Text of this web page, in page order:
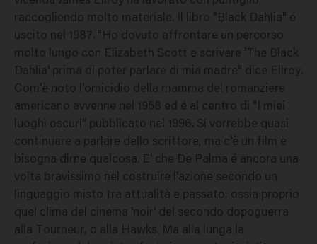
raccogliendo molto materiale. Il libro "Black Dahlia" é
uscito nel 1987. "Ho dovuto affrontare un percorso
molto lungo con Elizabeth Scott e scrivere 'The Black
Dahlia' prima di poter parlare di mia madre" dice Ellroy.
Com'è noto l'omicidio della mamma del romanziere
americano avvenne nel 1958 ed é al centro di "I miei
luoghi oscuri" pubblicato nel 1996. Si vorrebbe quasi
continuare a parlare dello scrittore, ma c'è un film e
bisogna dirne qualcosa. E' che De Palma é ancora una
volta bravissimo nel costruire l'azione secondo un
linguaggio misto tra attualità e passato: ossia proprio
quel clima del cinema 'noir' del secondo dopoguerra
alla Tourneur, o alla Hawks. Ma alla lunga la